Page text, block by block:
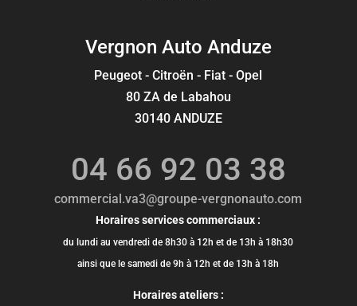
Vergnon Auto Anduze
Peugeot - Citroën - Fiat - Opel
80 ZA de Labahou
30140 ANDUZE
04 66 92 03 38
commercial.va3@groupe-vergnonauto.com
Horaires services commerciaux :
du lundi au vendredi de 8h30 à 12h et de 13h à 18h30
ainsi que le samedi de 9h à 12h et de 13h à 18h
Horaires ateliers :